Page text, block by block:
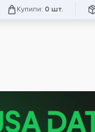
Купили: 0 шт.